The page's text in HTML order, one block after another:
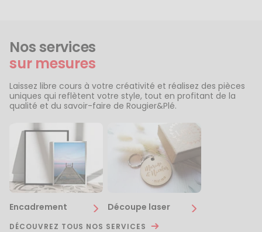
Nos services
sur mesures
Laissez libre cours à votre créativité et réalisez des pièces
uniques qui reflètent votre style, tout en profitant de la
qualité et du savoir-faire de Rougier&Plé.
Encadrement Découpe laser
DÉCOUVREZ TOUS NOS SERVICES